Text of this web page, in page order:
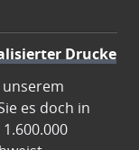
Drucke
es doch in